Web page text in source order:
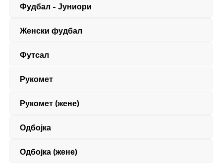
Фудбал - Јуниори
Женски фудбал
Футсал
Рукомет
Рукомет (жене)
Одбојка
Одбојка (жене)